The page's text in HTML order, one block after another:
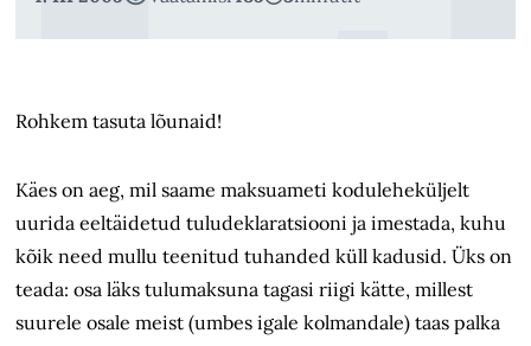
Rohkem tasuta lõunaid!
Käes on aeg, mil saame maksuameti koduleheküljelt
uurida eeltäidetud tuludeklaratsiooni ja imestada, kuhu
kõik need mullu teenitud tuhanded küll kadusid. Üks on
teada: osa läks tulumaksuna tagasi riigi kätte, millest
suurele osale meist (umbes igale kolmandale) taas palka